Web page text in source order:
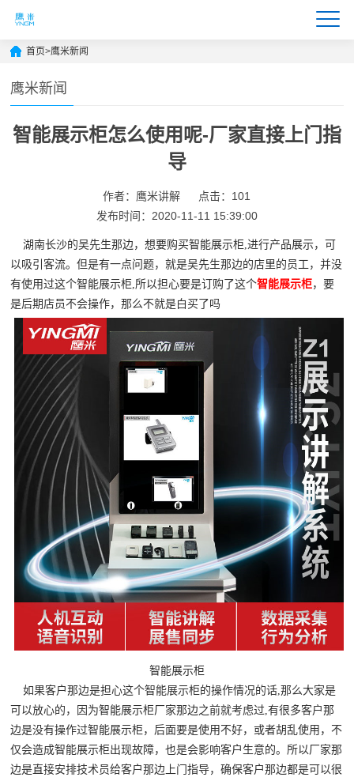
首页>鹰米新闻
鹰米新闻
智能展示柜怎么使用呢-厂家直接上门指
导
作者：鹰米讲解
点击：101
发布时间：2020-11-11 15:39:00
湖南长沙的吴先生那边，想要购买智能展示柜,进行产品展示，可
以吸引客流。但是有一点问题，就是吴先生那边的店里的员工，并没
有使用过这个智能展示柜,所以担心要是订购了这个智能展示柜，要
是后期店员不会操作，那么不就是白买了吗
智能展示柜
如果客户那边是担心这个智能展示柜的操作情况的话,那么大家是
可以放心的，因为智能展示柜厂家那边之前就考虑过,有很多客户那
边是没有操作过智能展示柜，后面要是使用不好，或者胡乱使用，不
仅会造成智能展示柜出现故障，也是会影响客户生意的。所以厂家那
边是直接安排技术员给客户那边上门指导，确保客户那边都是可以很